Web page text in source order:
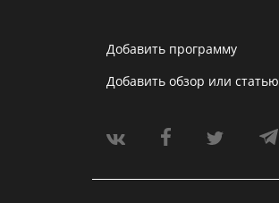
Добавить программу
Добавить обзор или статью